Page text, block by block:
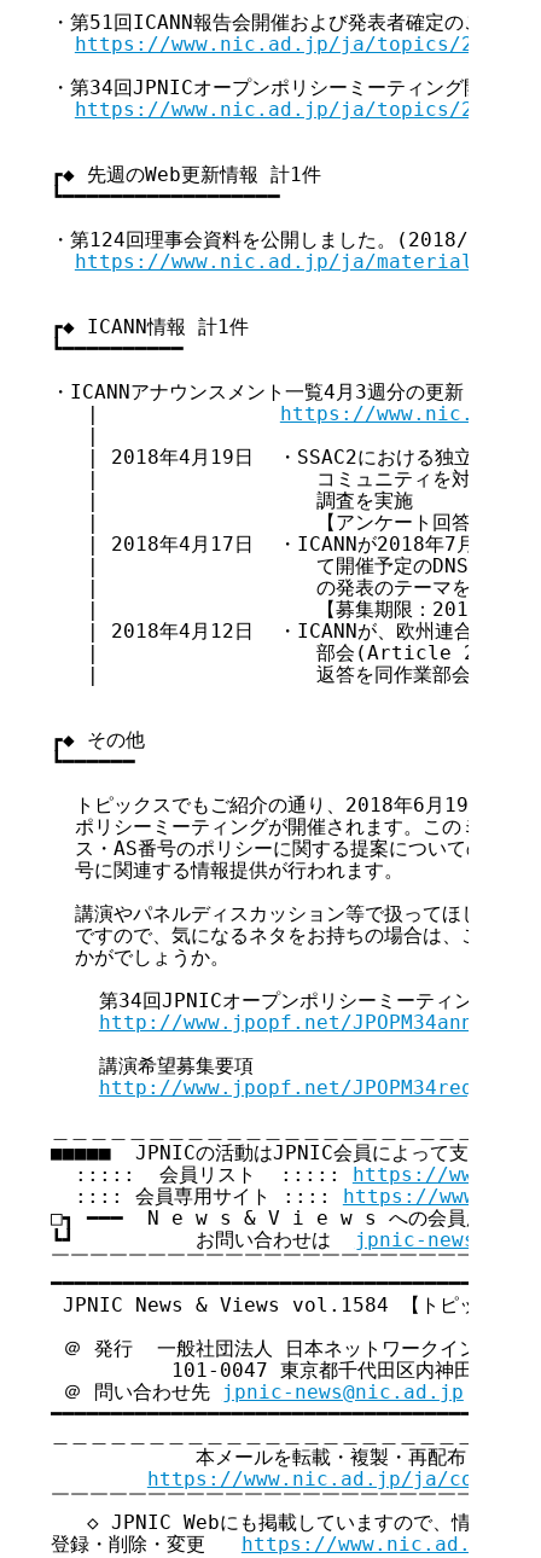
・第51回ICANN報告会開催および発表者確定のご案
https://www.nic.ad.jp/ja/topics/2018/
・第34回JPNICオープンポリシーミーティング開催
https://www.nic.ad.jp/ja/topics/2018/
┏◆ 先週のWeb更新情報 計1件
┗━━━━━━━━━━━━━━━━━━
・第124回理事会資料を公開しました。(2018/4/20)
https://www.nic.ad.jp/ja/materials/
┏◆ ICANN情報 計1件
┗━━━━━━━━━━
・ICANNアナウンスメント一覧4月3週分の更新
   |
https://www.nic.ad.jp/
   |
| 2018年4月19日  ・SSAC2における独立の評
|                  コミュニティを対象とす
   |                  調査を実施
|                  【アンケート回答期限：
| 2018年4月17日  ・ICANNが2018年7月13日に
|                  て開催予定のDNSに関す
   |                  の発表のテーマを募集
|                  【募集期限：2018年6月
| 2018年4月12日  ・ICANNが、欧州連合(EU)の
|                  部会(Article 29
|                  返答を同作業部会より受
┏◆ その他
┗━━━━━━
トピックスでもご紹介の通り、2018年6月19日(火
ポリシーミーティングが開催されます。このミーテ
ス・AS番号のポリシーに関する提案についての議論
  号に関連する情報提供が行われます。
講演やパネルディスカッション等で扱ってほしいテ
ですので、気になるネタをお持ちの場合は、この機
  かがでしょうか。
第34回JPNICオープンポリシーミーティング開催
http://www.jpopf.net/JPOPM34announce
    講演希望募集要項
http://www.jpopf.net/JPOPM34request
■■■■■  JPNICの活動はJPNIC会員によって支えら
  :::::  会員リスト  :::::
https://
  :::: 会員専用サイト ::::
https://
□┓ ━━━  N e w s & V i e w s への会員広告無料
┗┛          お問い合わせは
jpnic-
￣￣￣￣￣￣￣￣￣￣￣￣￣￣￣￣￣￣￣￣￣￣￣￣
━━━━━━━━━━━━━━━━━━━━━━━━━━━━━━━━━━━
JPNIC News & Views vol.1584 【トピックス号
＠ 発行  一般社団法人 日本ネットワークインフォメ
101-0047 東京都千代田区内神田3-6-2
＠ 問い合わせ先
jpnic-news@nic.ad.jp
━━━━━━━━━━━━━━━━━━━━━━━━━━━━━━━━━━━
本メールを転載・複製・再配布・引用
https://www.nic.ad.jp/ja/
￣￣￣￣￣￣￣￣￣￣￣￣￣￣￣￣￣￣￣￣￣￣￣￣
◇ JPNIC Webにも掲載していますので、情報共有
登録・削除・変更 https://www.nic.ad.jp/ja/